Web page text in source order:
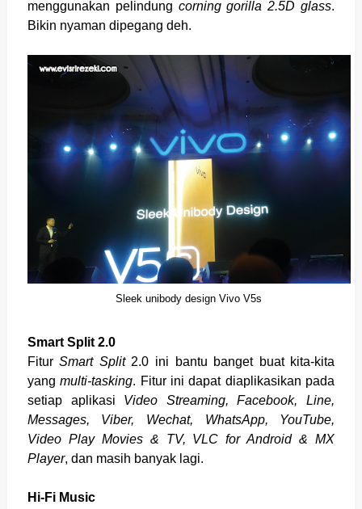
menggunakan pelindung corning gorilla 2.5D glass.
Bikin nyaman dipegang deh.
Sleek unibody design Vivo V5s
Smart Split 2.0
FiturSmart Split2.0 ini bantu banget buat kita-kita
yangmulti-tasking. Fitur ini dapat diaplikasikan pada
setiap aplikasi Video Streaming, Facebook, Line,
Messages, Viber, Wechat, WhatsApp, YouTube,
Video Play Movies & TV, VLC for Android & MX
Player, dan masih banyak lagi.
Hi-Fi Music